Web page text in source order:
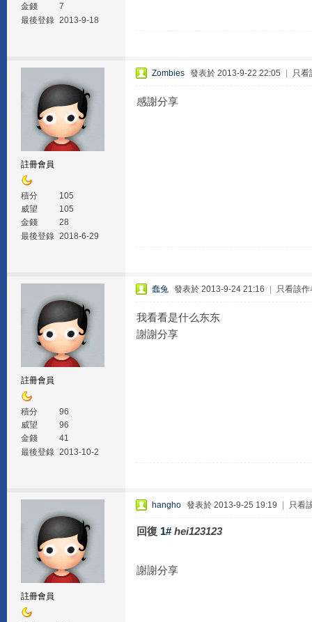
金錢
7
最後登錄 2013-9-18
註冊會員
積分
105
威望
105
金錢
28
最後登錄 2018-6-29
Zombies 發表於 2013-9-22 22:05 只看
感謝分享
註冊會員
積分
96
威望
96
金錢
41
最後登錄 2013-10-2
蠢兔 發表於 2013-9-24 21:16 只看該作
我看看是什么东东
謝謝分享
註冊會員
hangho 發表於 2013-9-25 19:19 只看
回復 1# hei123123
謝謝分享